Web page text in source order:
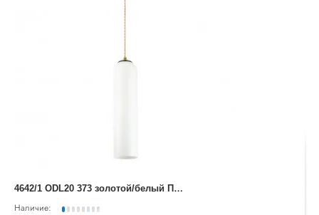
4
642/1 ODL20 373 золотой/белый Подвес E27 60W 220V VOSTI
Наличие: